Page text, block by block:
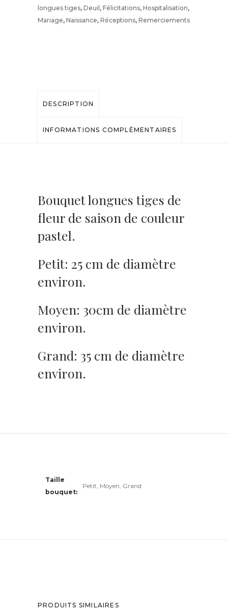
quantité
longues tiges, Deuil, Félicitations, Hospitalisation,
Mariage, Naissance, Réceptions, Remerciements
DESCRIPTION
INFORMATIONS COMPLÉMENTAIRES
Bouquet longues tiges de
fleur de saison de couleur
pastel.
Petit: 25 cm de diamètre
environ.
Moyen: 30cm de diamètre
environ.
Grand: 35 cm de diamètre
environ.
Taille
bouquet
Petit, Moyen, Grand
PRODUITS SIMILAIRES